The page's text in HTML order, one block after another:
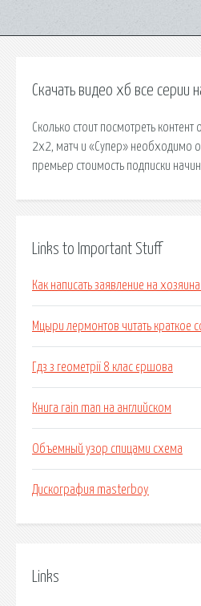
Скачать видео хб все серии
Сколько стоит посмотреть
2х2, матч и «Супер» необходимо
премьер стоимость подписки
Links to Important Stuff
Как написать заявление на
Мцыри лермонтов читать краткое
Гдз з геометрії 8 клас єршова
Книга rain man на английском
Объемный узор спицами схема
Дискография masterboy
Links